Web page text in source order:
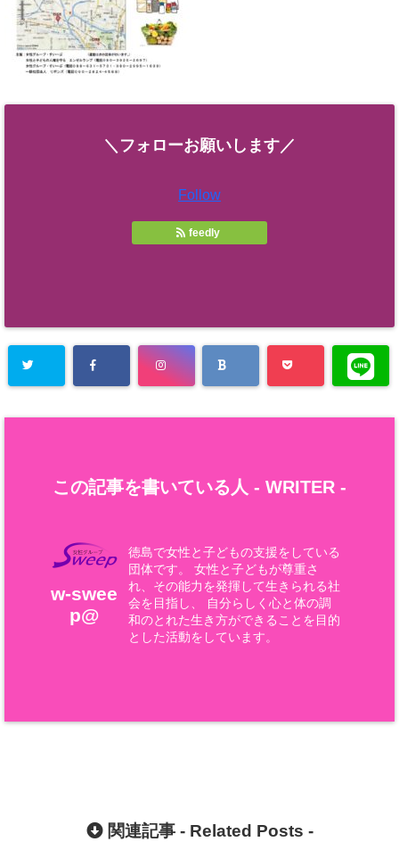
＼フォローお願いします／
Follow
feedly
この記事を書いている人 - WRITER -
w-swee
p@
徳島で女性と子どもの支援をしている
団体です。 女性と子どもが尊重さ
れ、その能力を発揮して生きられる社
会を目指し、 自分らしく心と体の調
和のとれた生き方ができることを目的
とした活動をしています。
関連記事 - Related Posts -